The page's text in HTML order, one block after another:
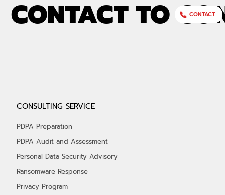
Industry Data Security Standard
CONTACT TO CONTACT
CONSULTING SERVICE
PDPA Preparation
PDPA Audit and Assessment
Personal Data Security Advisory
Ransomware Response
Privacy Program